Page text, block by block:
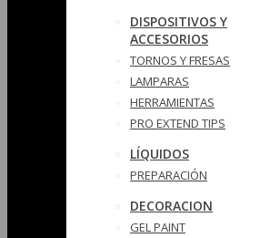
DISPOSITIVOS Y
ACCESORIOS
TORNOS Y FRESAS
LAMPARAS
HERRAMIENTAS
PRO EXTEND TIPS
LÍQUIDOS
PREPARACIÓN
DECORACION
GEL PAINT